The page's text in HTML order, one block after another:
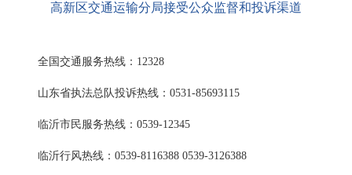
高新区交通运输分局接受公众监督和投诉渠道
全国交通服务热线：12328
山东省执法总队投诉热线：0531-85693115
临沂市民服务热线：0539-12345
临沂行风热线：0539-8116388 0539-3126388